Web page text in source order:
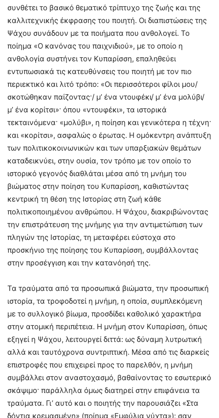
συνθέτει το βασικό θεματικό τρίπτυχο της ζωής και της
καλλιτεχνικής έκφρασης του ποιητή. Οι διαπιστώσεις της
Ψάχου συνάδουν με τα ποιήματα που ανθολογεί. Το
ποίημα «Ο κανόνας του παιχνιδιού», με το οποίο η
ανθολογία συστήνει τον Κυπαρίσση, επαληθεύει
εντυπωσιακά τις κατευθύνσεις του ποιητή με τον πιο
περιεκτικό και λιτό τρόπο: «Οι περισσότεροι φίλοι μου/
σκοτώθηκαν παίζοντας·/ μ’ ένα ντουφέκι/ μ’ ένα μολύβι/
μ’ ένα κορίτσι»· όπου «ντουφέκι», τα ιστορικά
τεκταινόμενα· «μολύβι», η ποίηση και γενικότερα η τέχνη·
και «κορίτσι», ασφαλώς ο έρωτας. Η ομόκεντρη ανάπτυξη
των πολιτικοκοινωνικών και των υπαρξιακών θεμάτων
καταδεικνύει, στην ουσία, τον τρόπο με τον οποίο το
ιστορικό γεγονός διαθλάται μέσα από τη μνήμη του
βιώματος στην ποίηση του Κυπαρίσση, καθιστώντας
κεντρική τη θέση της Ιστορίας στη ζωή κάθε
πολιτικοποιημένου ανθρώπου. Η Ψάχου, διακριβώνοντας
την επιστράτευση της μνήμης για την αντιμετώπιση των
πληγών της Ιστορίας, τη μεταφέρει εύστοχα στο
προσκήνιο της ποίησης του Κυπαρίσση, συμβάλλοντας
στην προσέγγιση και την κατανόησή της.
Τα τραύματα από τα προσωπικά βιώματα, την προσωπική
ιστορία, τα τροφοδοτεί η μνήμη, η οποία, συμπλεκόμενη
με το συλλογικό βίωμα, προσδίδει καθολικό χαρακτήρα
στην ατομική περιπέτεια. Η μνήμη στον Κυπαρίσση, όπως
εξηγεί η Ψάχου, λειτουργεί διττά: ως δύναμη λυτρωτική
αλλά και ταυτόχρονα συντριπτική. Μέσα από τις διαρκείς
επιστροφές που επιχειρεί προς το παρελθόν, η μνήμη
συμβάλλει στον αναστοχασμό, βαθαίνοντας το εσωτερικό
σκάψιμο· παράλληλα όμως διατηρεί στην επιφάνεια τα
τραύματα. Γι’ αυτό και ο ποιητής την παρουσιάζει «Στα
δόντια κρεμασμένη» (ποίημα «Εμφύλια νύχτα»): σαν